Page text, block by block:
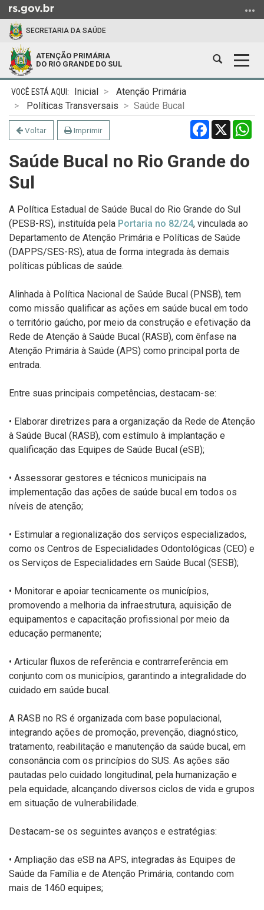
para
conteúdo
para
menu
para
busca
SECRETARIA DA SAÚDE
ATENÇÃO PRIMÁRIA
DO RIO GRANDE DO SUL
Abrir
Início
conteúdo
Inicial
Atenção Primária
Políticas Transversais
Saúde Bucal
Voltar Imprimir Facebook
X
Saúde Bucal no Rio Grande do
Sul
A Política Estadual de Saúde Bucal do Rio Grande do Sul
(PESB-RS), instituída pela Portaria no 82/24, vinculada ao
Departamento de Atenção Primária e Políticas de Saúde
(DAPPS/SES-RS), atua de forma integrada às demais
políticas públicas de saúde.
Alinhada à Política Nacional de Saúde Bucal (PNSB), tem
como missão qualificar as ações em saúde bucal em todo
o território gaúcho, por meio da construção e efetivação da
Rede de Atenção à Saúde Bucal (RASB), com ênfase na
Atenção Primária à Saúde (APS) como principal porta de
entrada.
Entre suas principais competências, destacam-se:
• Elaborar diretrizes para a organização da Rede de Atenção
à Saúde Bucal (RASB), com estímulo à implantação e
qualificação das Equipes de Saúde Bucal (eSB);
• Assessorar gestores e técnicos municipais na
implementação das ações de saúde bucal em todos os
níveis de atenção;
• Estimular a regionalização dos serviços especializados,
como os Centros de Especialidades Odontológicas (CEO) e
os Serviços de Especialidades em Saúde Bucal (SESB);
• Monitorar e apoiar tecnicamente os municípios,
promovendo a melhoria da infraestrutura, aquisição de
equipamentos e capacitação profissional por meio da
educação permanente;
• Articular fluxos de referência e contrarreferência em
conjunto com os municípios, garantindo a integralidade do
cuidado em saúde bucal.
A RASB no RS é organizada com base populacional,
integrando ações de promoção, prevenção, diagnóstico,
tratamento, reabilitação e manutenção da saúde bucal, em
consonância com os princípios do SUS. As ações são
pautadas pelo cuidado longitudinal, pela humanização e
pela equidade, alcançando diversos ciclos de vida e grupos
em situação de vulnerabilidade.
Destacam-se os seguintes avanços e estratégias:
• Ampliação das eSB na APS, integradas às Equipes de
Saúde da Família e de Atenção Primária, contando com
mais de 1460 equipes;